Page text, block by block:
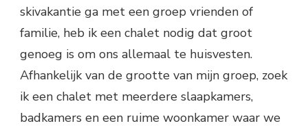
skivakantie ga met een groep vrienden of
familie, heb ik een chalet nodig dat groot
genoeg is om ons allemaal te huisvesten.
Afhankelijk van de grootte van mijn groep, zoek
ik een chalet met meerdere slaapkamers,
badkamers en een ruime woonkamer waar we